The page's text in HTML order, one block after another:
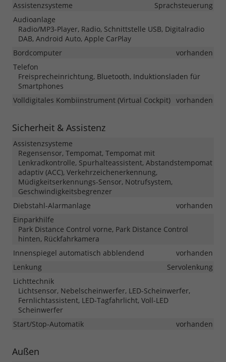
Assistenzsysteme
Sprachsteuerung
Audioanlage
Radio/MP3-Player, Radio, Schnittstelle USB, Digitalradio
DAB, Android Auto, Apple CarPlay
Bordcomputer
vorhanden
Telefon
Freisprecheinrichtung, Bluetooth, Induktionsladen für
Smartphones
Volldigitales Kombiinstrument (Virtual Cockpit) vorhanden
Sicherheit & Assistenz
Assistenzsysteme
Regensensor, Tempomat, Tempomat mit
Lenkradkontrolle, Spurhalteassistent, Abstandstempomat
adaptiv (ACC), Verkehrzeichenerkennung,
Müdigkeitserkennungs-Sensor, Notrufsystem,
Geschwindigkeitsbegrenzer
Diebstahl-Alarmanlage
vorhanden
Einparkhilfe
Park Distance Control vorne, Park Distance Control
hinten, Rückfahrkamera
Innenspiegel automatisch abblendend
vorhanden
Lenkung
Servolenkung
Lichttechnik
Lichtsensor, Nebelscheinwerfer, LED-Scheinwerfer,
Fernlichtassistent, LED-Tagfahrlicht, Voll-LED
Scheinwerfer
Start/Stop-Automatik
vorhanden
Außen